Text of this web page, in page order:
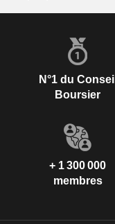
N°1 du Conseil
Boursier
+ 1 300 000
membres